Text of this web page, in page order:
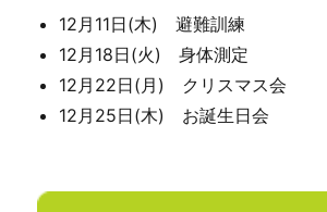
12月11日(木) 避難訓練
12月18日(火) 身体測定
12月22日(月) クリスマス会
12月25日(木) お誕生日会